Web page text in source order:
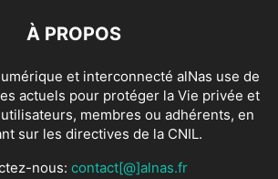
À PROPOS
et interconnecté alNas use de
actuels pour protéger la Vie privée et
membres ou adhérents, en
sur les directives de la CNIL.
nous: contact[@]alnas.fr